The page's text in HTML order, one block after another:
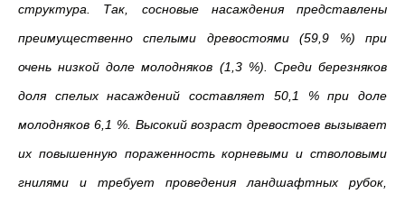
структура. Так, сосновые насаждения представлены
преимущественно спелыми древостоями (59,9 %) при
очень низкой доле молодняков (1,3 %). Среди березняков
доля спелых насаждений составляет 50,1 % при доле
молодняков 6,1 %. Высокий возраст древостоев вызывает
их повышенную пораженность корневыми и стволовыми
гнилями и требует проведения ландшафтных рубок,